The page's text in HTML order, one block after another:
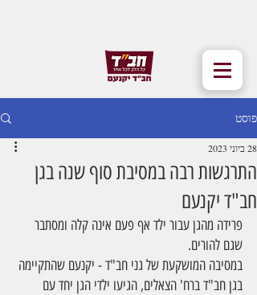
פוסט
התרגשות רבה במסיבת סוף שנה בגן
חב"ד יקנעם
28 ביוני 2023
פרידה מהגן עבור ילד אף פעם אינה קלה ומסתבר
שגם להורים.
במסיבה המושקעת של גני חב"ד - יקנעם שהתקיימה
בגן חב"ד ברח' הצאלים, הגיעו ילדי הגן יחד עם